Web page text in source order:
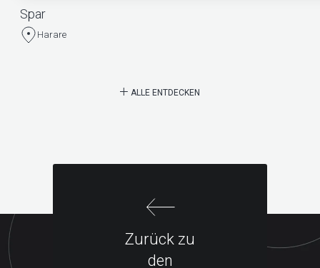
Spar
Harare
ALLE ENTDECKEN
Zurück zu
den